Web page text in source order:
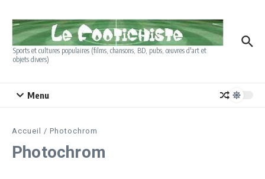
Sports et cultures populaires (films, chansons, BD, pubs, œuvres d'art et
objets divers)
Menu
Accueil / Photochrom
Photochrom